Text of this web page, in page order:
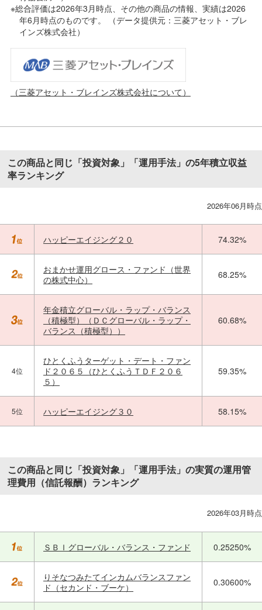
※総合評価は2026年3月時点、その他の商品の情報、実績は2026
年6月時点のものです。 （データ提供元：三菱アセット・ブレ
インズ株式会社）
（三菱アセット・ブレインズ株式会社について）
この商品と同じ「投資対象」「運用手法」の5年積立収益
率ランキング
2026年06月時点
ハッピーエイジング２０ 74.32%
おまかせ運用グロース・ファンド（世界
の株式中心）
68.25%
年金積立グローバル・ラップ・バランス
（積極型）（ＤＣグローバル・ラップ・
バランス（積極型））
60.68%
4位
ひとくふうターゲット・デート・ファン
ド２０６５（ひとくふうＴＤＦ２０６
５）
59.35%
5位 ハッピーエイジング３０ 58.15%
この商品と同じ「投資対象」「運用手法」の実質の運用管
理費用（信託報酬）ランキング
2026年03月時点
ＳＢＩグローバル・バランス・ファンド 0.25250%
りそなつみたてインカムバランスファン
ド（セカンド・ブーケ）
0.30600%